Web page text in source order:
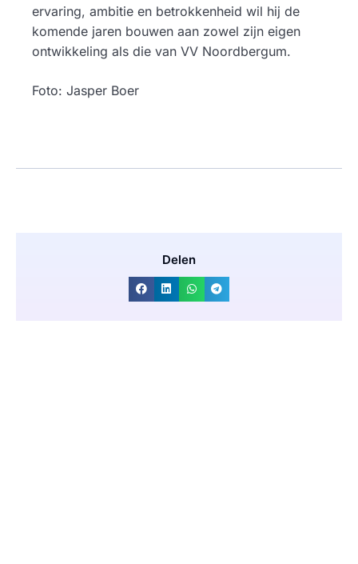
ervaring, ambitie en betrokkenheid wil hij de
komende jaren bouwen aan zowel zijn eigen
ontwikkeling als die van VV Noordbergum.
Foto: Jasper Boer
Delen